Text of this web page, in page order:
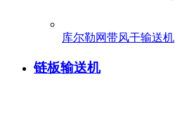
库尔勒网带风干输送机
链板输送机